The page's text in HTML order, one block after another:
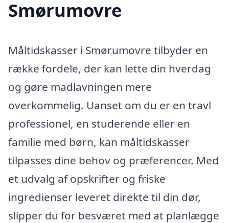
Smørumovre
Måltidskasser i Smørumovre tilbyder en
række fordele, der kan lette din hverdag
og gøre madlavningen mere
overkommelig. Uanset om du er en travl
professionel, en studerende eller en
familie med børn, kan måltidskasser
tilpasses dine behov og præferencer. Med
et udvalg af opskrifter og friske
ingredienser leveret direkte til din dør,
slipper du for besværet med at planlægge